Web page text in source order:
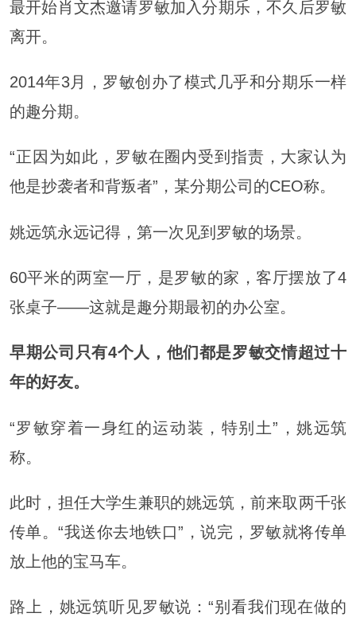
最开始肖文杰邀请罗敏加入分期乐，不久后罗敏
离开。
2014年3月，罗敏创办了模式几乎和分期乐一样
的趣分期。
“正因为如此，罗敏在圈内受到指责，大家认为
他是抄袭者和背叛者”，某分期公司的CEO称。
姚远筑永远记得，第一次见到罗敏的场景。
60平米的两室一厅，是罗敏的家，客厅摆放了4
张桌子——这就是趣分期最初的办公室。
早期公司只有4个人，他们都是罗敏交情超过十
年的好友。
“罗敏穿着一身红的运动装，特别土”，姚远筑
称。
此时，担任大学生兼职的姚远筑，前来取两千张
传单。“我送你去地铁口”，说完，罗敏就将传单
放上他的宝马车。
路上，姚远筑听见罗敏说：“别看我们现在做的